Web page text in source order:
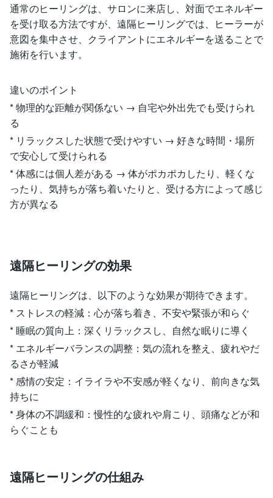
通常のヒーリングは、サロンに来店し、対面でエネルギー
を受け取る方法ですが、遠隔ヒーリングでは、ヒーラーが
意図を集中させ、クライアントにエネルギーを送ることで
施術を行います。
違いのポイント
* 物理的な距離が関係ない → 自宅や外出先でも受けられ
る
* リラックスした状態で受けやすい → 好きな時間・場所
で安心して受けられる
* 体感には個人差がある → 体がポカポカしたり、軽くな
ったり、気持ちが落ち着いたりと、受ける方によって感じ
方が異なる
遠隔ヒーリングの効果
遠隔ヒーリングは、以下のような効果が期待できます。
* ストレスの軽減：心が落ち着き、不安や緊張が和らぐ
* 睡眠の質向上：深くリラックスし、自然な眠りに導く
* エネルギーバランスの調整：気の流れを整え、疲れやだ
るさが軽減
* 感情の安定：イライラや不安感が軽くなり、前向きな気
持ちに
* 身体の不調緩和：慢性的な疲れや肩こり、頭痛などが和
らぐことも
遠隔ヒーリングの仕組み